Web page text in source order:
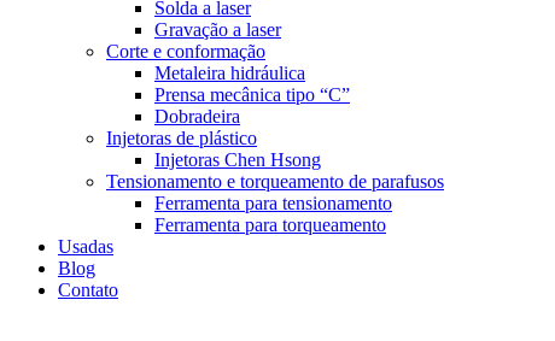
Solda a laser
Gravação a laser
Corte e conformação
Metaleira hidráulica
Prensa mecânica tipo “C”
Dobradeira
Injetoras de plástico
Injetoras Chen Hsong
Tensionamento e torqueamento de parafusos
Ferramenta para tensionamento
Ferramenta para torqueamento
Usadas
Blog
Contato